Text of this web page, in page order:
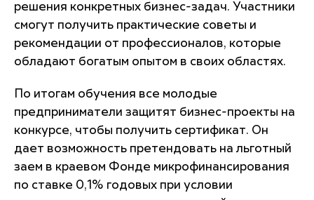
решения конкретных бизнес-задач. Участники
смогут получить практические советы и
рекомендации от профессионалов, которые
обладают богатым опытом в своих областях.
По итогам обучения все молодые
предприниматели защитят бизнес-проекты на
конкурсе, чтобы получить сертификат. Он
дает возможность претендовать на льготный
заем в краевом Фонде микрофинансирования
по ставке 0,1% годовых при условии